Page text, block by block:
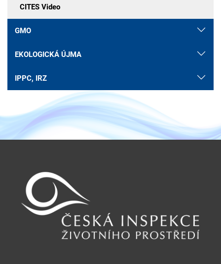
CITES Video
GMO
EKOLOGICKÁ ÚJMA
IPPC, IRZ